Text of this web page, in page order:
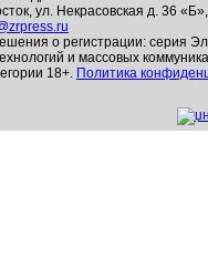
ул. Некрасовская д. 36
о регистрации: серия
и массовых
18+. Политика